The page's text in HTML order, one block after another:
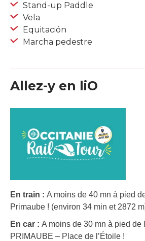
Stand-up Paddle
Vela
Equitación
Marcha pedestre
Allez-y en liO
En train : A moins de 40 mn à pied
Primaube ! (environ 34 min et 2872
En car : A moins de 30 mn à pied de
PRIMAUBE – Place de l’Étoile !